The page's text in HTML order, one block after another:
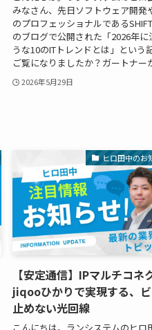
みなさん、先日ソフトウェア開発
のプロフェッショナルである
のブログで公開された「2026年に
うな10のITトレンドとは」という
ご覧になりましたか？ガートナー
2026年5月29日
ヒロ田中のお
【安定通信】IPマルチコネ
jiqooひかりで実現する、
止めない光回線